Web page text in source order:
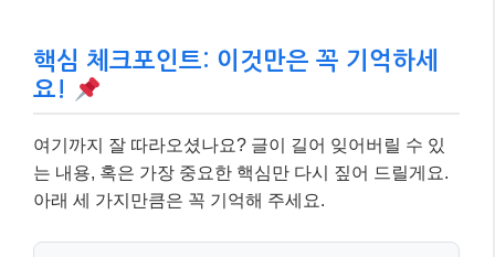
핵심 체크포인트: 이것만은 꼭 기억하세
요!
여기까지 잘 따라오셨나요? 글이 길어 잊어버릴 수 있
는 내용, 혹은 가장 중요한 핵심만 다시 짚어 드릴게요.
아래 세 가지만큼은 꼭 기억해 주세요.